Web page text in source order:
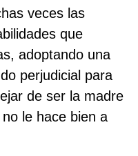
veces las
que
adoptando una
perjudicial para
de ser la madre
le hace bien a